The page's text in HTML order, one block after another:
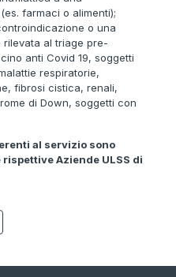
farmaci o alimenti);
o una
al triage pre-
anti Covid 19, soggetti
respiratorie,
fibrosi cistica, renali,
di Down, soggetti con
al servizio sono
Aziende ULSS di